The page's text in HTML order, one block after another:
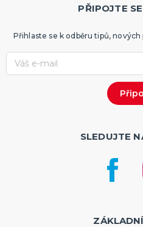
PŘIPOJTE
Přihlaste se k odběru tipů,
SLEDUJTE